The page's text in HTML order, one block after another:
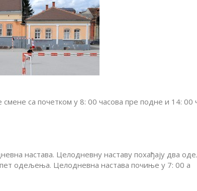
са почетком у 8: 00 часова пре подне и 14: 00
настава. Целодневну наставу похађају два
одељења. Целодневна настава почиње у 7: 00 а